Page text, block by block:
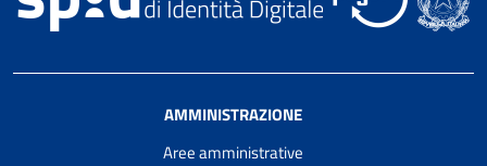
AMMINISTRAZIONE
Aree amministrative